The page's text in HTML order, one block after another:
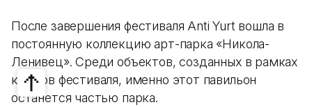
После завершения фестиваля Anti Yurt вошла в
постоянную коллекцию арт-парка «Никола-
Ленивец». Среди объектов, созданных в рамках
кэмпов фестиваля, именно этот павильон
останется частью парка.